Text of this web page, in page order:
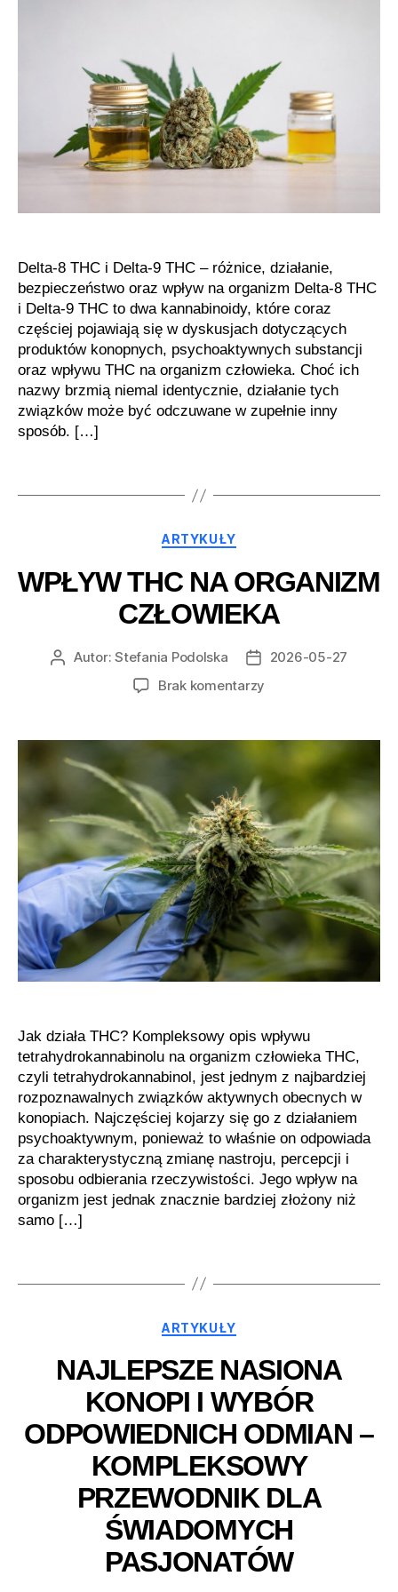
Delta-8 THC i Delta-9 THC – różnice, działanie,
bezpieczeństwo oraz wpływ na organizm Delta-8 THC
i Delta-9 THC to dwa kannabinoidy, które coraz
częściej pojawiają się w dyskusjach dotyczących
produktów konopnych, psychoaktywnych substancji
oraz wpływu THC na organizm człowieka. Choć ich
nazwy brzmią niemal identycznie, działanie tych
związków może być odczuwane w zupełnie inny
sposób. […]
Kategorie
ARTYKUŁY
WPŁYW THC NA ORGANIZM
CZŁOWIEKA
AutorAutor:Stefania Podolska
Data2026-05-27
Brak komentarzy
na
organizm
Jak działa THC? Kompleksowy opis wpływu
tetrahydrokannabinolu na organizm człowieka THC,
czyli tetrahydrokannabinol, jest jednym z najbardziej
rozpoznawalnych związków aktywnych obecnych w
konopiach. Najczęściej kojarzy się go z działaniem
psychoaktywnym, ponieważ to właśnie on odpowiada
za charakterystyczną zmianę nastroju, percepcji i
sposobu odbierania rzeczywistości. Jego wpływ na
organizm jest jednak znacznie bardziej złożony niż
samo […]
Kategorie
ARTYKUŁY
NAJLEPSZE NASIONA
KONOPI I WYBÓR
ODPOWIEDNICH ODMIAN –
KOMPLEKSOWY
PRZEWODNIK DLA
ŚWIADOMYCH
PASJONATÓW